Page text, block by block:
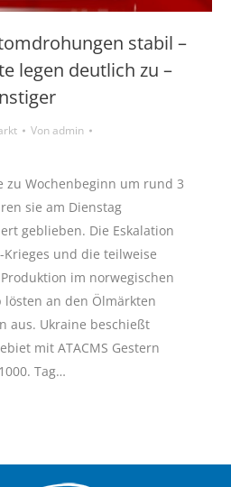
stabil –
legen deutlich zu –
Vonadmin
zu Wochenbeginn um rund 3
sie am Dienstag
geblieben. Die Eskalation
Krieges und die teilweise
im norwegischen
lösten an den Ölmärkten
aus. Ukraine beschießt
mit ATACMS Gestern
Tag…